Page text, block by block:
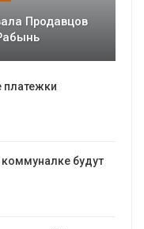
Продавцов
платежки
коммуналке будут